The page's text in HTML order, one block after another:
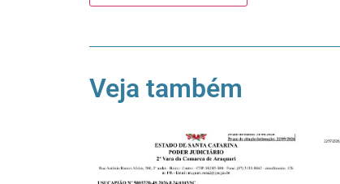
Veja também